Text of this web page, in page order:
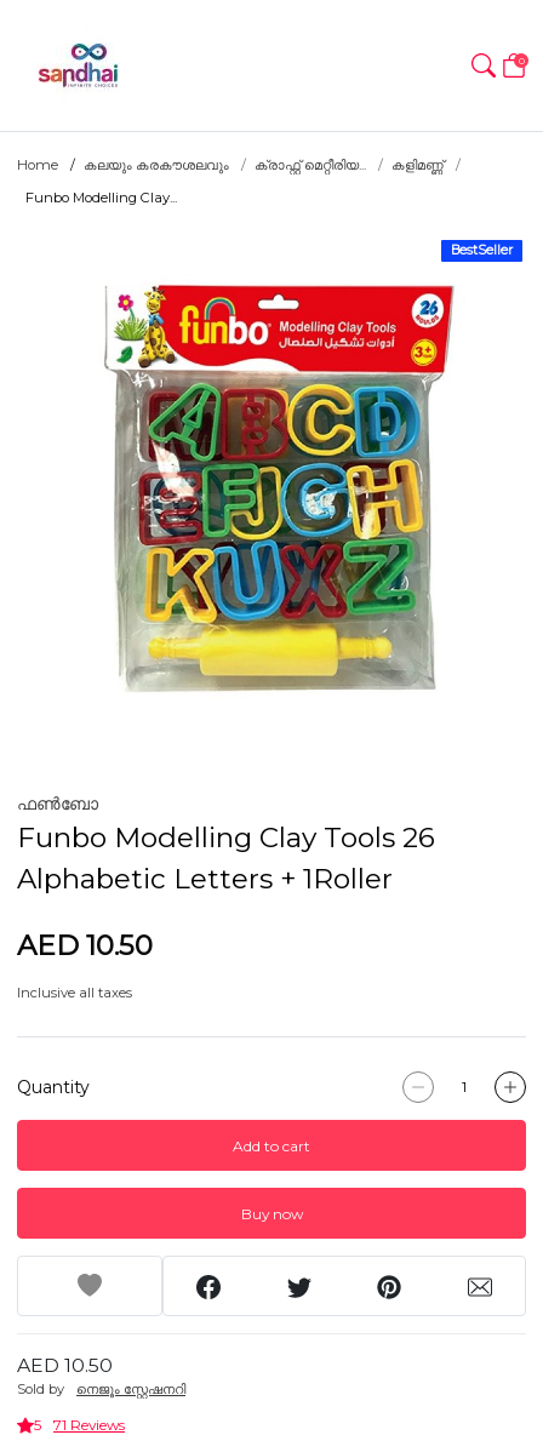
0
Home കലയും കരകൗശലവും ക്രാഫ്റ്റ് മെറ്റീരിയ...
കളിമണ്ണ്
Funbo Modelling Clay...
BestSeller
ഫൺബോ
Funbo Modelling Clay Tools 26
Alphabetic Letters + 1Roller
AED 10.50
Inclusive all taxes
Quantity
Add to cart
Buy now
AED 10.50
Sold by നെജൂം സ്റ്റേഷനറി
5 71 Reviews